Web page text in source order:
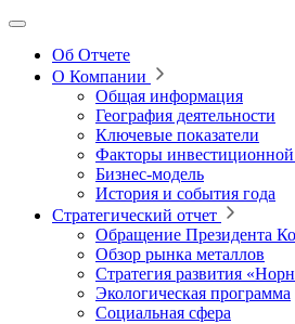
Об Отчете
О Компании
Общая информация
География деятельности
Ключевые показатели
Факторы инвестиционной
Бизнес-модель
История и события года
Стратегический отчет
Обращение Президента
Обзор рынка металлов
Стратегия развития
Экологическая программа
Социальная сфера